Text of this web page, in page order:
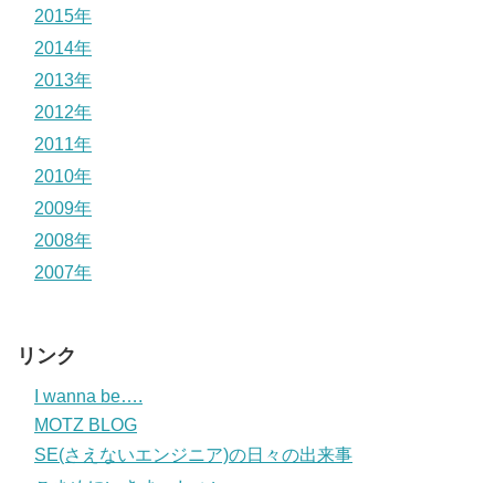
2015年
2014年
2013年
2012年
2011年
2010年
2009年
2008年
2007年
リンク
I wanna be….
MOTZ BLOG
SE(さえないエンジニア)の日々の出来事